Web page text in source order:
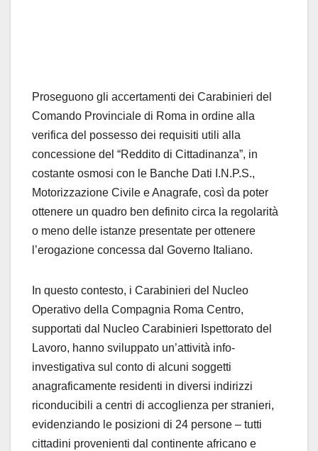
Proseguono gli accertamenti dei Carabinieri del
Comando Provinciale di Roma in ordine alla
verifica del possesso dei requisiti utili alla
concessione del “Reddito di Cittadinanza”, in
costante osmosi con le Banche Dati I.N.P.S.,
Motorizzazione Civile e Anagrafe, così da poter
ottenere un quadro ben definito circa la regolarità
o meno delle istanze presentate per ottenere
l’erogazione concessa dal Governo Italiano.
In questo contesto, i Carabinieri del Nucleo
Operativo della Compagnia Roma Centro,
supportati dal Nucleo Carabinieri Ispettorato del
Lavoro, hanno sviluppato un’attività info-
investigativa sul conto di alcuni soggetti
anagraficamente residenti in diversi indirizzi
riconducibili a centri di accoglienza per stranieri,
evidenziando le posizioni di 24 persone – tutti
cittadini provenienti dal continente africano e